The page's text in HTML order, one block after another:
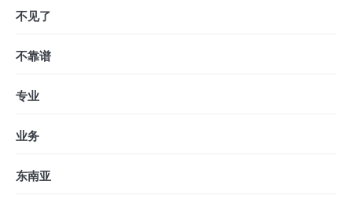
不见了
不靠谱
专业
业务
东南亚